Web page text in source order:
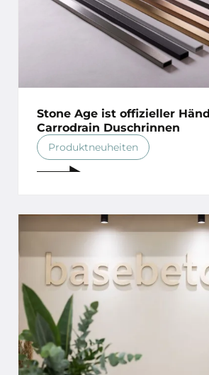
Stone Age ist offizieller
Carrodrain Duschrinnen
Produktneuheiten